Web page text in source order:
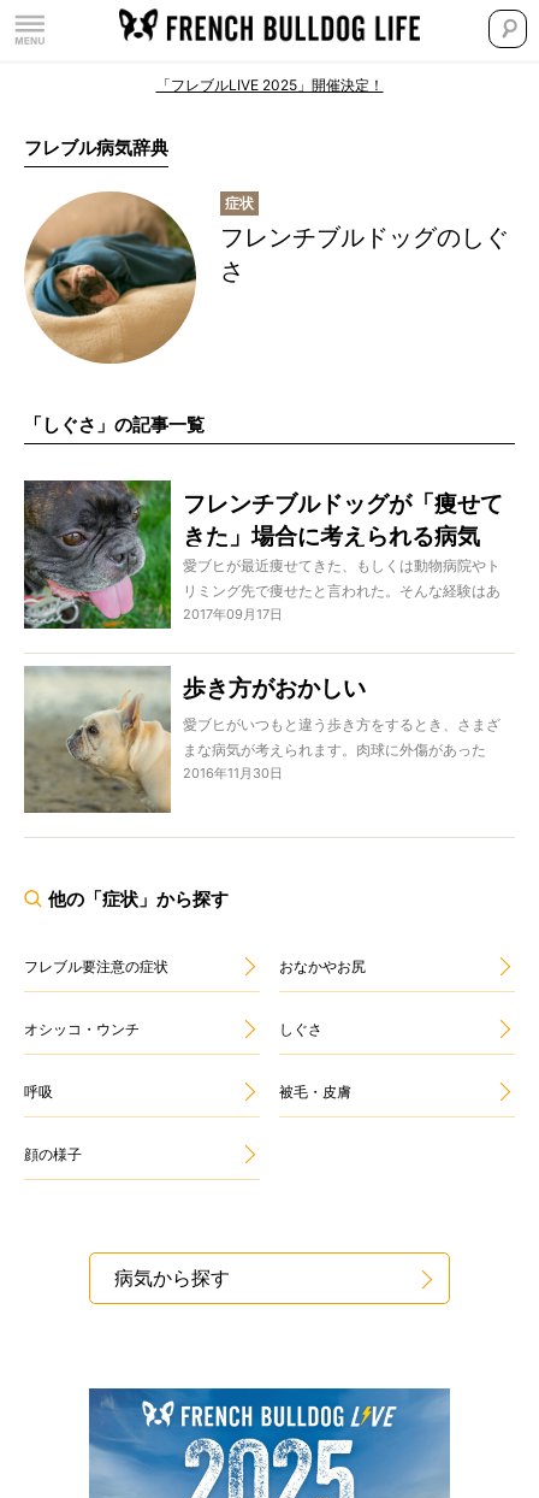
「フレブルLIVE 2025」開催決定！
フレブル病気辞典
フレンチブルドッグのしぐ
さ
「しぐさ」の記事一覧
フレンチブルドッグが「痩せて
きた」場合に考えられる病気
愛ブヒが最近痩せてきた、もしくは動物病院やト
リミング先で痩せたと言われた。そんな経験はあ
りませんか？
ることも多いのです。
今回は愛ブヒが「痩せてきた」場合に考えられる
ことをご紹介します。
2017年09月17日
歩き方がおかしい
愛ブヒがいつもと違う歩き方をするとき、さまざ
まな病気が考えられます。肉球に外傷があった
り、膝や背骨に異常があったり、脳に異常がある
危険性があるので注意が必要です。
2016年11月30日
他の「症状」から探す
フレブル要注意の症状 おなかやお尻
オシッコ・ウンチ しぐさ
呼吸 被毛・皮膚
顔の様子
病気から探す